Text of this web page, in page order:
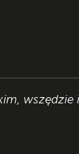
wszędzie